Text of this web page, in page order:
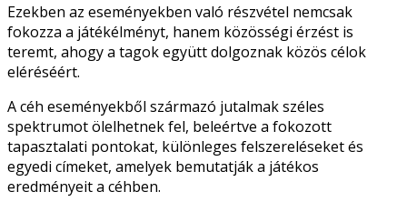
Ezekben az eseményekben való részvétel nemcsak
fokozza a játékélményt, hanem közösségi érzést is
teremt, ahogy a tagok együtt dolgoznak közös célok
eléréséért.
A céh eseményekből származó jutalmak széles
spektrumot ölelhetnek fel, beleértve a fokozott
tapasztalati pontokat, különleges felszereléseket és
egyedi címeket, amelyek bemutatják a játékos
eredményeit a céhben.